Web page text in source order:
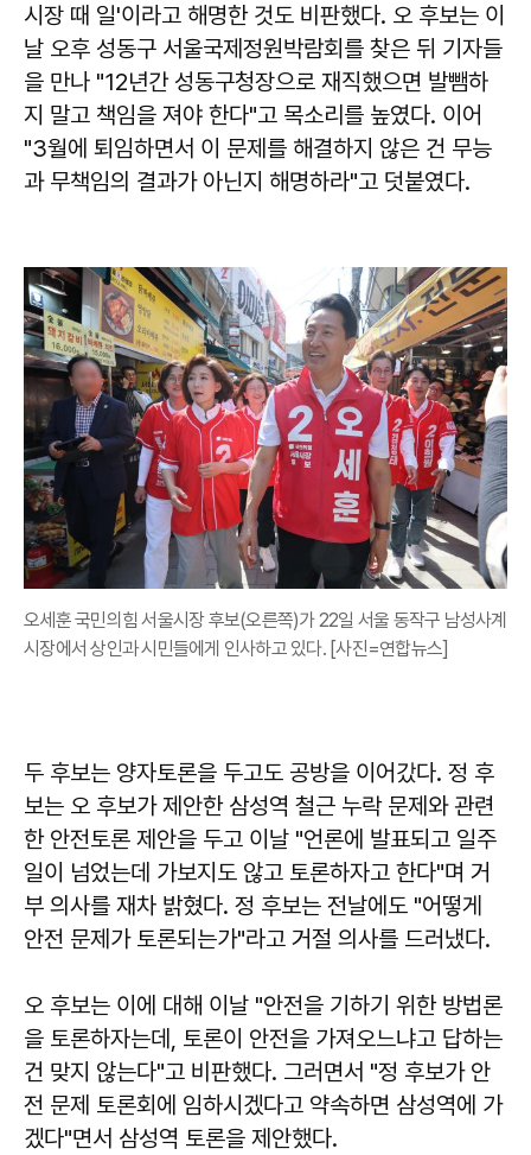
시장 때 일'이라고 해명한 것도 비판했다. 오 후보는 이
날 오후 성동구 서울국제정원박람회를 찾은 뒤 기자들
을 만나 "12년간 성동구청장으로 재직했으면 발뺌하
지 말고 책임을 져야 한다"고 목소리를 높였다. 이어
"3월에 퇴임하면서 이 문제를 해결하지 않은 건 무능
과 무책임의 결과가 아닌지 해명하라"고 덧붙였다.
오세훈 국민의힘 서울시장 후보(오른쪽)가 22일 서울 동작구 남성사계
시장에서 상인과 시민들에게 인사하고 있다. [사진=연합뉴스]
두 후보는 양자토론을 두고도 공방을 이어갔다. 정 후
보는 오 후보가 제안한 삼성역 철근 누락 문제와 관련
한 안전토론 제안을 두고 이날 "언론에 발표되고 일주
일이 넘었는데 가보지도 않고 토론하자고 한다"며 거
부 의사를 재차 밝혔다. 정 후보는 전날에도 "어떻게
안전 문제가 토론되는가"라고 거절 의사를 드러냈다.
오 후보는 이에 대해 이날 "안전을 기하기 위한 방법론
을 토론하자는데, 토론이 안전을 가져오느냐고 답하는
건 맞지 않는다"고 비판했다. 그러면서 "정 후보가 안
전 문제 토론회에 임하시겠다고 약속하면 삼성역에 가
겠다"면서 삼성역 토론을 제안했다.